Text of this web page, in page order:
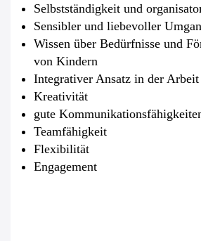
Selbstständigkeit und
Sensibler und liebevoller
Wissen über Bedürfnisse und
von Kindern
Integrativer Ansatz in der
Kreativität
gute
Teamfähigkeit
Flexibilität
Engagement